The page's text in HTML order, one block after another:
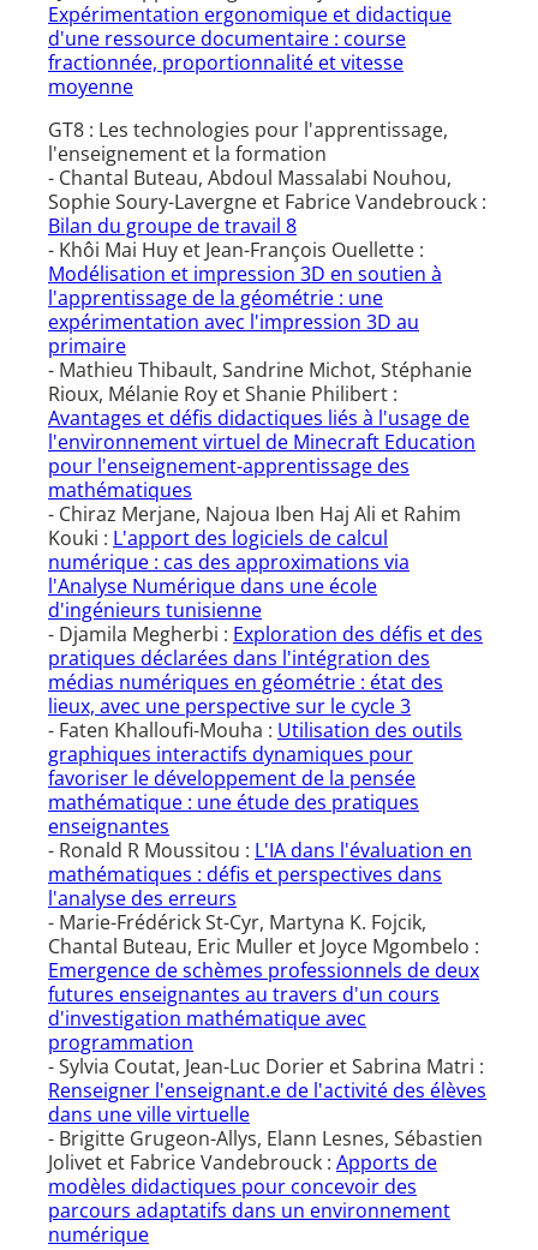
Expérimentation ergonomique et didactique
d'une ressource documentaire : course
fractionnée, proportionnalité et vitesse
moyenne
GT8 : Les technologies pour l'apprentissage,
l'enseignement et la formation
- Chantal Buteau, Abdoul Massalabi Nouhou,
Sophie Soury-Lavergne et Fabrice Vandebrouck :
Bilan du groupe de travail 8
- Khôi Mai Huy et Jean-François Ouellette :
Modélisation et impression 3D en soutien à
l'apprentissage de la géométrie : une
expérimentation avec l'impression 3D au
primaire
- Mathieu Thibault, Sandrine Michot, Stéphanie
Rioux, Mélanie Roy et Shanie Philibert :
Avantages et défis didactiques liés à l'usage de
l'environnement virtuel de Minecraft Education
pour l'enseignement-apprentissage des
mathématiques
- Chiraz Merjane, Najoua Iben Haj Ali et Rahim
Kouki : L'apport des logiciels de calcul
numérique : cas des approximations via
l'Analyse Numérique dans une école
d'ingénieurs tunisienne
- Djamila Megherbi : Exploration des défis et des
pratiques déclarées dans l'intégration des
médias numériques en géométrie : état des
lieux, avec une perspective sur le cycle 3
- Faten Khalloufi-Mouha : Utilisation des outils
graphiques interactifs dynamiques pour
favoriser le développement de la pensée
mathématique : une étude des pratiques
enseignantes
- Ronald R Moussitou : L'IA dans l'évaluation en
mathématiques : défis et perspectives dans
l'analyse des erreurs
- Marie-Frédérick St-Cyr, Martyna K. Fojcik,
Chantal Buteau, Eric Muller et Joyce Mgombelo :
Emergence de schèmes professionnels de deux
futures enseignantes au travers d'un cours
d'investigation mathématique avec
programmation
- Sylvia Coutat, Jean-Luc Dorier et Sabrina Matri :
Renseigner l'enseignant.e de l'activité des élèves
dans une ville virtuelle
- Brigitte Grugeon-Allys, Elann Lesnes, Sébastien
Jolivet et Fabrice Vandebrouck : Apports de
modèles didactiques pour concevoir des
parcours adaptatifs dans un environnement
numérique